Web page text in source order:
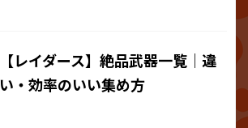
【レイダース】絶品武器一覧｜違
い・効率のいい集め方